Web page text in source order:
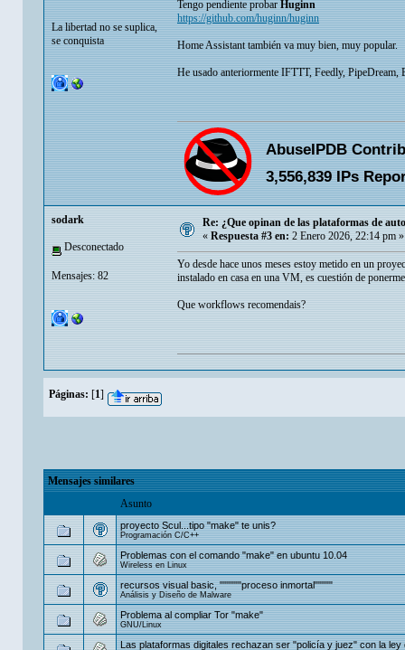
La libertad no se suplica,
se conquista
Tengo pendiente probarHuginn
https://github.com/huginn/huginn
Home Assistant también va muy bien, muy popular.
He usado anteriormente IFTTT, Feedly, PipeDream,
sodark
Desconectado
Mensajes: 82
Re: ¿Que opinan de las plataformas de
« Respuesta #3 en: 2 Enero 2026, 22:14 pm »
Yo desde hace unos meses estoy metido en un
instalado en casa en una VM, es cuestión de
Que workflows recomendais?
Páginas: [1]
Mensajes similares
Asunto
proyecto Scul...tipo "make" te unis?
Programación C/C++
Problemas con el comando "make" en ubuntu 10.04
Wireless en Linux
recursos visual basic, """"""proceso inmortal"""""
Análisis y Diseño de Malware
Problema al compliar Tor "make"
GNU/Linux
Las plataformas digitales rechazan ser "policía y juez" con la ley